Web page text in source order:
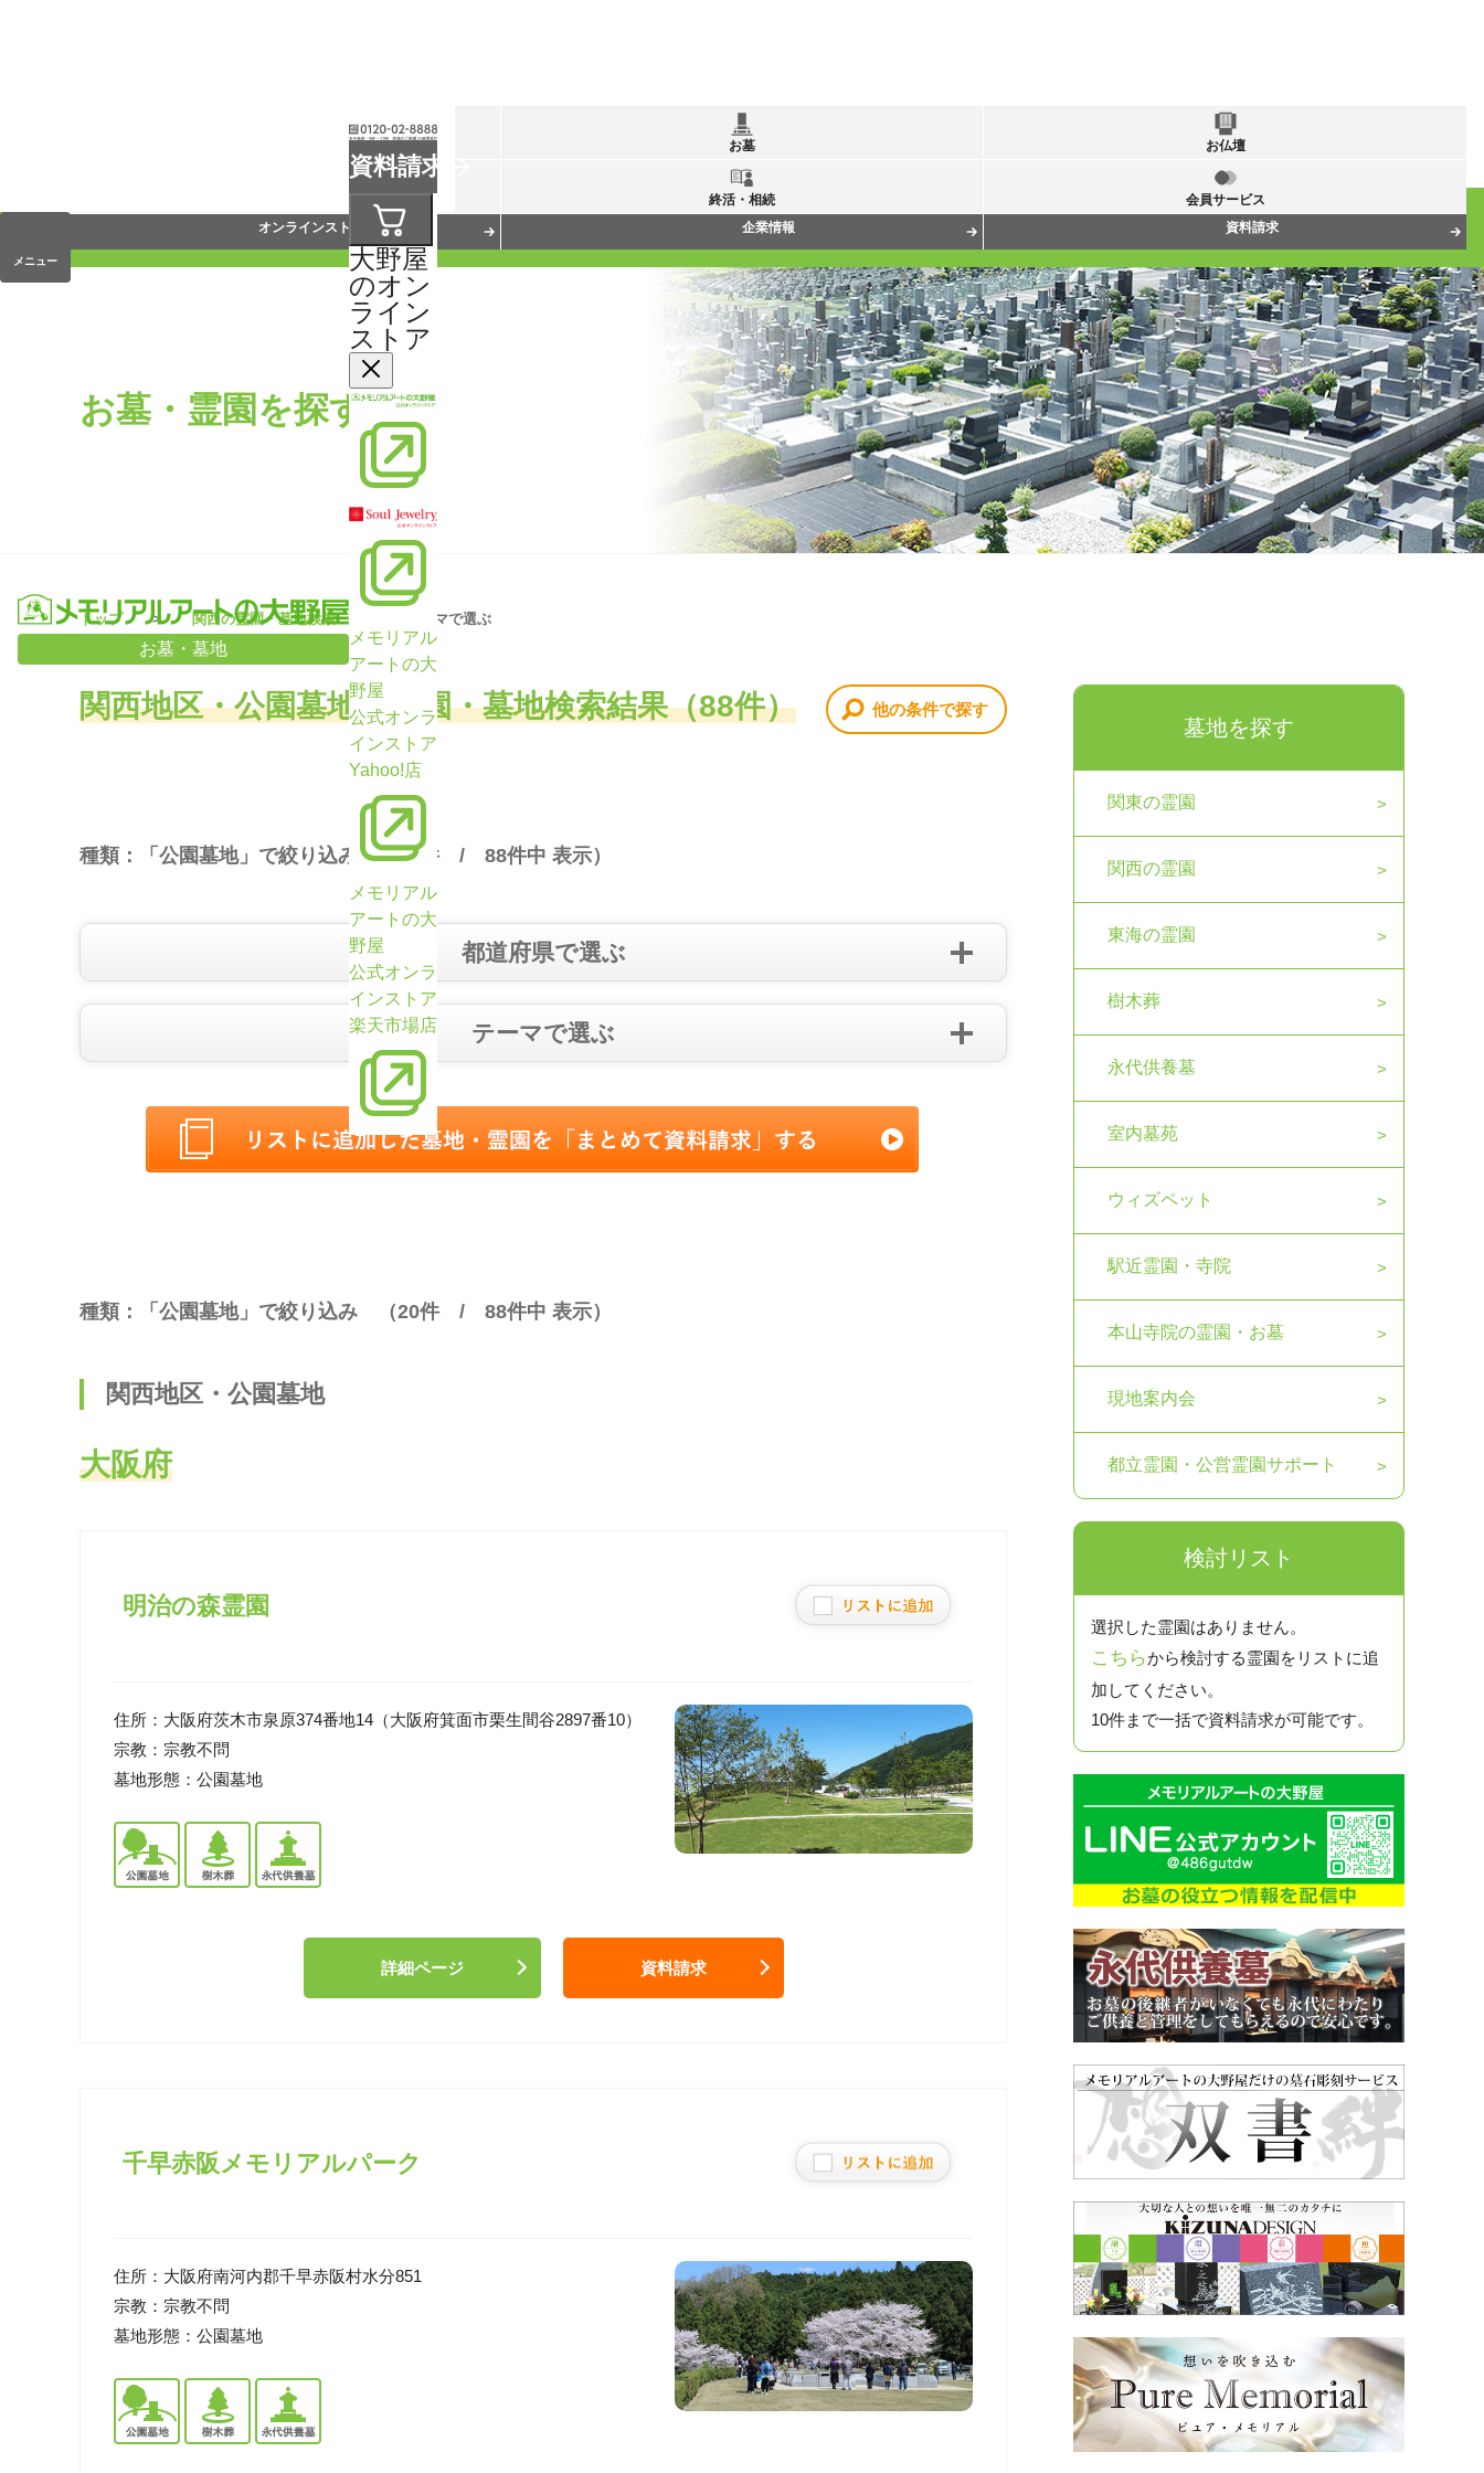
お墓・墓地
資料請求
大野屋
のオン
ライン
ストア
メモリアル
アートの大
野屋
公式オンラ
インストア
Yahoo!店
メモリアル
アートの大
野屋
公式オンラ
インストア
楽天市場店
メニュー
お墓 お仏壇
終活・相続
会員サービス
オンラインストア
企業情報 資料請求
お墓・霊園を探す
トップ 関西の霊園・墓地検索 テーマで選ぶ
関西地区・公園墓地の霊園・墓地検索結果（88件） 他の条件で探す
種類：「公園墓地」で絞り込み （20件 / 88件中 表示）
都道府県で選ぶ
テーマで選ぶ
種類：「公園墓地」で絞り込み （20件 / 88件中 表示）
関西地区・公園墓地
大阪府
明治の森霊園
住所： 大阪府茨木市泉原374番地14（大阪府箕面市栗生間谷2897番10）
宗教： 宗教不問
墓地形態： 公園墓地
詳細ページ 資料請求
千早赤阪メモリアルパーク
住所： 大阪府南河内郡千早赤阪村水分851
宗教： 宗教不問
墓地形態： 公園墓地
墓地を探す
関東の霊園
関西の霊園
東海の霊園
樹木葬
永代供養墓
室内墓苑
ウィズペット
駅近霊園・寺院
本山寺院の霊園・お墓
現地案内会
都立霊園・公営霊園サポート
検討リスト
選択した霊園はありません。
こちらから検討する霊園をリストに追
加してください。
10件まで一括で資料請求が可能です。